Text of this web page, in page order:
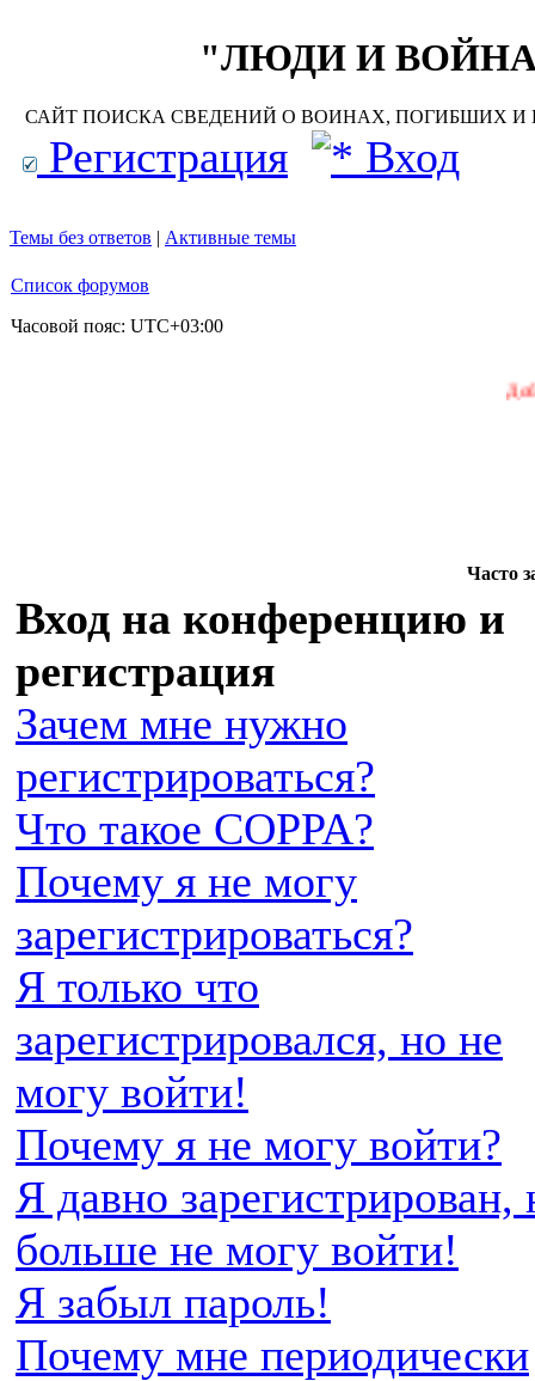
"ЛЮДИ И ВОЙНА"
САЙТ ПОИСКА СВЕДЕНИЙ О ВОИНАХ, ПОГИБШИХ И
Регистрация Вход
Темы без ответов | Активные темы
Список форумов
Часовой пояс: UTC+03:00
Добро
Часто
Вход на конференцию и
регистрация
Зачем мне нужно
регистрироваться?
Что такое COPPA?
Почему я не могу
зарегистрироваться?
Я только что
зарегистрировался, но не
могу войти!
Почему я не могу войти?
Я давно зарегистрирован,
больше не могу войти!
Я забыл пароль!
Почему мне периодически